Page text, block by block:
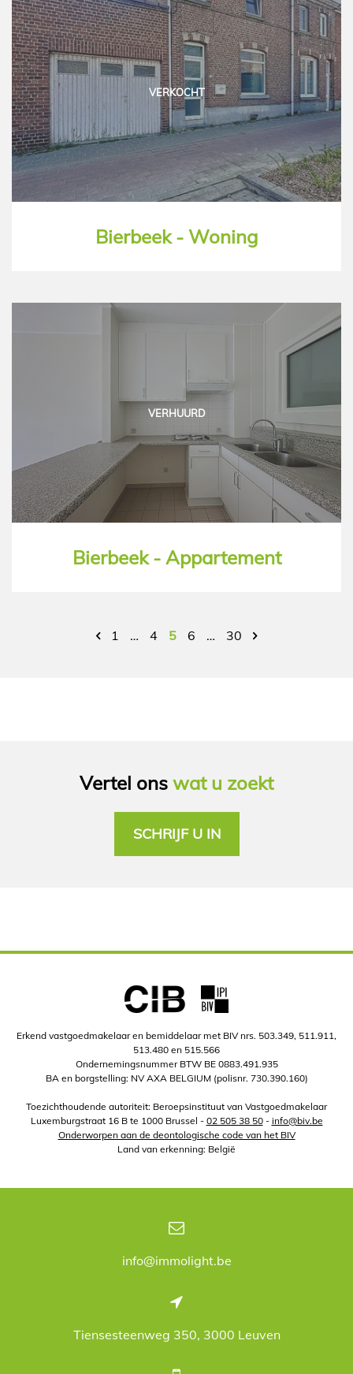
VERKOCHT
Bierbeek - Woning
VERHUURD
Bierbeek - Appartement
1 … 4 5 6 … 30
Vertel ons wat u zoekt
SCHRIJF U IN
Erkend vastgoedmakelaar en bemiddelaar met BIV nrs. 503.349, 511.911,
513.480 en 515.566
Ondernemingsnummer BTW BE 0883.491.935
BA en borgstelling: NV AXA BELGIUM (polisnr. 730.390.160)
Toezichthoudende autoriteit: Beroepsinstituut van Vastgoedmakelaar
Luxemburgstraat 16 B te 1000 Brussel - 02 505 38 50- info@biv.be
Onderworpen aan de deontologische code van het BIV
Land van erkenning: België
info@immolight.be
Tiensesteenweg 350, 3000 Leuven